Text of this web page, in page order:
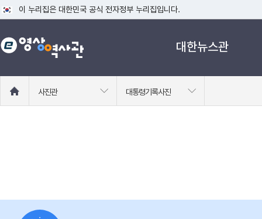
이 누리집은 대한민국 공식 전자정부 누리집입니다.
공식 누리집 주소 확인하기
go.kr 주소를 사용하는 누리집은 대한민국 정부기관이 관리하는 누리집입니
대한뉴스관
로
사진관 대통령기록사진